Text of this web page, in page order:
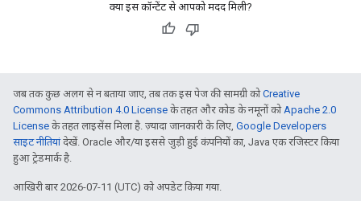
क्या इस कॉन्टेंट से आपको मदद मिली?
जब तक कुछ अलग से न बताया जाए, तब तक इस पेज की सामग्री कोCreative
Commons Attribution 4.0 License के तहत और कोड के नमूनों कोApache 2.0
License के तहत लाइसेंस मिला है. ज़्यादा जानकारी के लिए, Google Developers
साइट नीतियांदेखें. Oracle और/या इससे जुड़ी हुई कंपनियों का, Java एक रजिस्टर किया
हुआ ट्रेडमार्क है.
आखिरी बार 2026-07-11 (UTC) को अपडेट किया गया.